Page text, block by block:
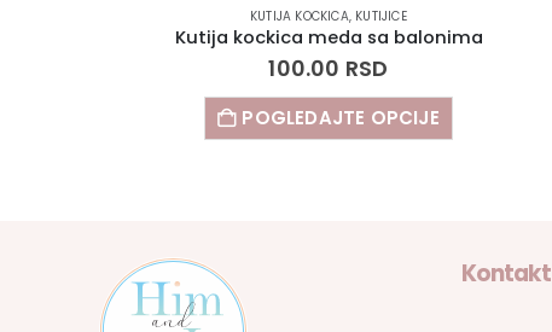
KUTIJA KOCKICA, KUTIJICE
Kutija kockica meda sa balonima
100.00 RSD
POGLEDAJTE OPCIJE
Kontakt